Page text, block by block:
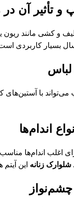
تأثیر آن در
و کشی مانند
بسیار کاربردی
می‌تواند با
اندام‌ها
اندام‌ها مناسب
شلوارک زنانه این